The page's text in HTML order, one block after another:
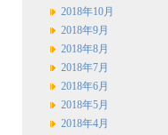
2018年10月
2018年9月
2018年8月
2018年7月
2018年6月
2018年5月
2018年4月